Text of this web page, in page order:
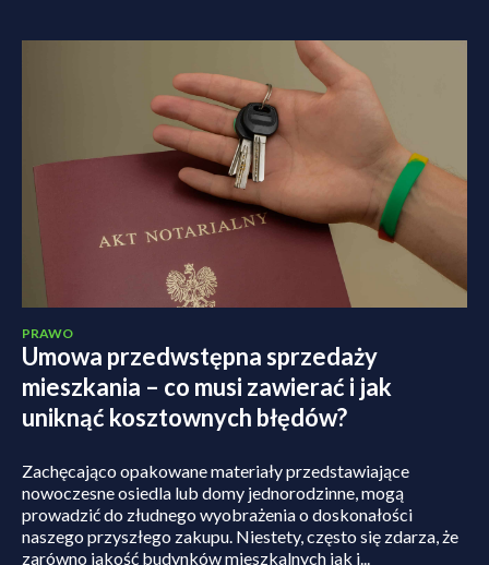
PRAWO
Umowa przedwstępna sprzedaży
mieszkania – co musi zawierać i jak
uniknąć kosztownych błędów?
Zachęcająco opakowane materiały przedstawiające
nowoczesne osiedla lub domy jednorodzinne, mogą
prowadzić do złudnego wyobrażenia o doskonałości
naszego przyszłego zakupu. Niestety, często się zdarza, że
zarówno jakość budynków mieszkalnych jak i...